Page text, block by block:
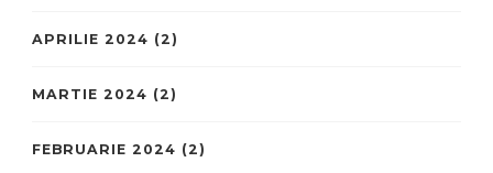
APRILIE 2024 (2)
MARTIE 2024 (2)
FEBRUARIE 2024 (2)